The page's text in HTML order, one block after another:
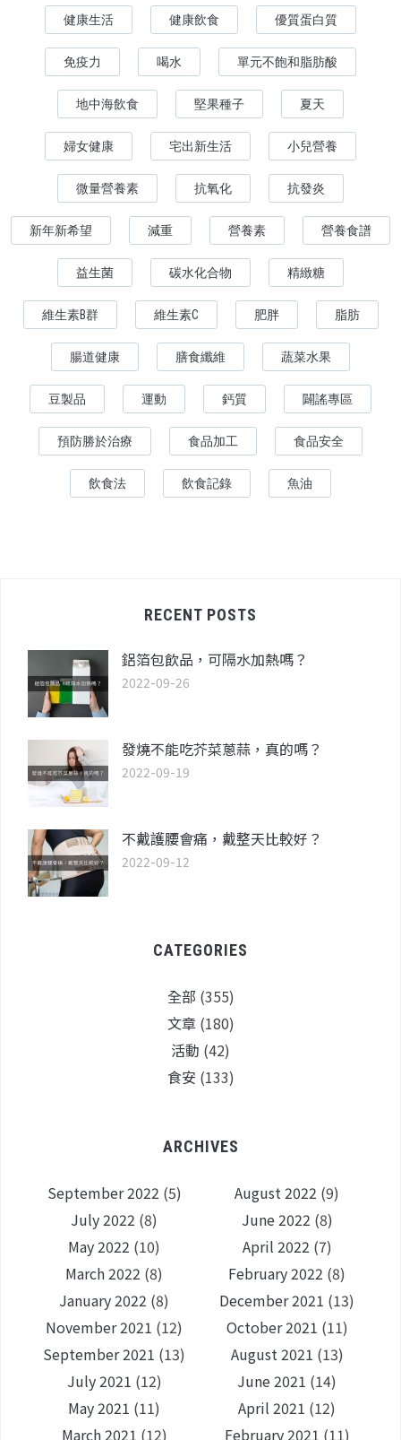
健康生活 健康飲食 優質蛋白質
免疫力 喝水 單元不飽和脂肪酸
地中海飲食 堅果種子 夏天
婦女健康 宅出新生活 小兒營養
微量營養素 抗氧化 抗發炎
新年新希望 減重 營養素 營養食譜
益生菌 碳水化合物 精緻糖
維生素B群 維生素C 肥胖 脂肪
腸道健康 膳食纖維 蔬菜水果
豆製品 運動 鈣質 闢謠專區
預防勝於治療 食品加工 食品安全
飲食法 飲食記錄 魚油
RECENT POSTS
鋁箔包飲品，可隔水加熱嗎？
2022-09-26
發燒不能吃芥菜蔥蒜，真的嗎？
2022-09-19
不戴護腰會痛，戴整天比較好？
2022-09-12
CATEGORIES
全部 (355)
文章(180)
活動 (42)
食安 (133)
ARCHIVES
September 2022 (5) August 2022 (9)
July 2022 (8) June 2022 (8)
May 2022 (10) April 2022 (7)
March 2022 (8) February 2022 (8)
January 2022 (8) December 2021 (13)
November 2021 (12) October 2021 (11)
September 2021 (13) August 2021 (13)
July 2021 (12) June 2021 (14)
May 2021 (11) April 2021 (12)
March 2021 (12) February 2021 (11)